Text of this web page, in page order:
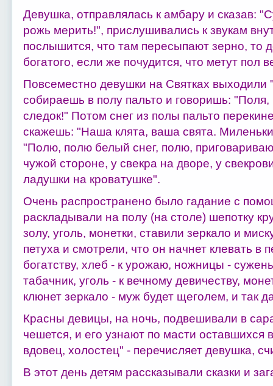
Девушка, отправлялась к амбару и сказав:
рожь мерить!", прислушивались к звукам
послышится, что там пересыпают зерно, то
богатого, если же почудится, что метут пол
Повсеместно девушки на Святках выходили
собираешь в полу пальто и говоришь:
следок!" Потом снег из полы пальто
скажешь: "Наша клята, ваша свята.
"Полю, полю белый снег, полю,
чужой стороне, у свекра на дворе, у
ладушки на кроватушке".
Очень распространено было гадание с
раскладывали на полу (на столе) шепотку
золу, уголь, монетки, ставили зеркало и
петуха и смотрели, что он начнет клевать в
богатству, хлеб - к урожаю, ножницы -
табачник, уголь - к вечному девичеству,
клюнет зеркало - муж будет щеголем, и так
Красны девицы, на ночь, подвешивали в
чешется, и его узнают по масти оставшихся
вдовец, холостец" - перечисляет девушка,
В этот день детям рассказывали сказки и